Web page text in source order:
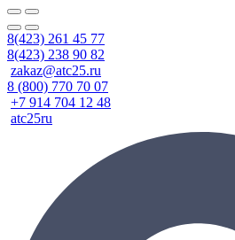
8(423) 261 45 77
8(423) 238 90 82
zakaz@atc25.ru
8 (800) 770 70 07
+7 914 704 12 48
atc25ru